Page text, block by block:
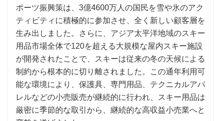
ポーツ振興策は、3億4600万人の国民を雪や氷のアク
ティビティに積極的に参加させ、全く新しい顧客層を
生み出しました。さらに、アジア太平洋地域のスキー
用品市場全体で120を超える大規模な屋内スキー施設
が開発されたことで、スキーは従来の冬の天候による
制約から根本的に切り離されました。この通年利用可
能な環境により、保護具、専門用品、テクニカルアパ
レルなどの小売販売が継続的に行われ、スキー用品は
厳密に季節的な取引から、継続的な高収益小売業へと